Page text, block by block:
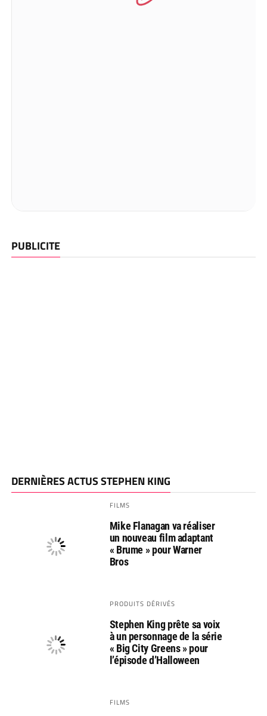
PUBLICITE
DERNIÈRES ACTUS STEPHEN KING
FILMS
Mike Flanagan va réaliser
un nouveau film adaptant
« Brume » pour Warner
Bros
PRODUITS DÉRIVÉS
Stephen King prête sa voix
à un personnage de la série
« Big City Greens » pour
l’épisode d’Halloween
FILMS